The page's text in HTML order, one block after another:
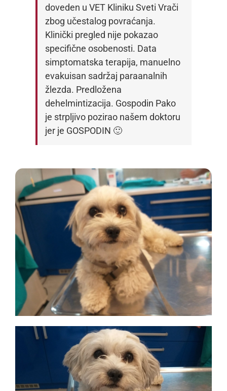
doveden u VET Kliniku Sveti Vrači
zbog učestalog povraćanja.
Klinički pregled nije pokazao
specifične osobenosti. Data
simptomatska terapija, manuelno
evakuisan sadržaj paraanalnih
žlezda. Predložena
dehelmintizacija. Gospodin Pako
je strpljivo pozirao našem doktoru
jer je GOSPODIN 🙂